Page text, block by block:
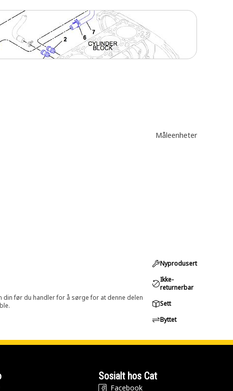
Måleenheter
din før du handler for å sørge for at denne delen
Nyprodusert
Ikke-
returnerbar
Sett
Byttet
Sosialt hos Cat
Facebook